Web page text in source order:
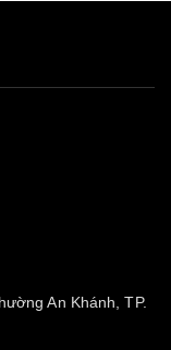
An Khánh, TP.